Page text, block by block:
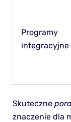
Programy
integracyjne
Skuteczne
znaczenie dla